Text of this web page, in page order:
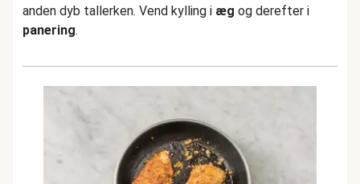
anden dyb tallerken. Vend kylling i æg og derefter i
panering.